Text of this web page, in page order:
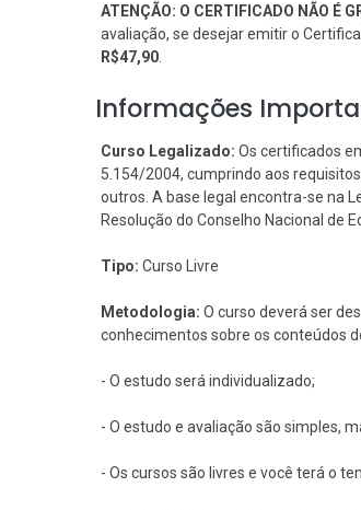
ATENÇÃO: O CERTIFICADO NÃO É
avaliação, se desejar emitir o
R$47,90
Informações
Curso Legalizado: Os certificados
5.154/2004, cumprindo aos
outros. A base legal encontra-se na
Resolução do Conselho Nacional de
Tipo: Curso Livre
Metodologia: O curso deverá ser
conhecimentos sobre os conteúdos
- O estudo será individualizado;
- O estudo e avaliação são simples,
- Os cursos são livres e você terá o